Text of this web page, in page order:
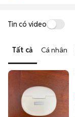
Tin có video
Tất cả Cá nhân